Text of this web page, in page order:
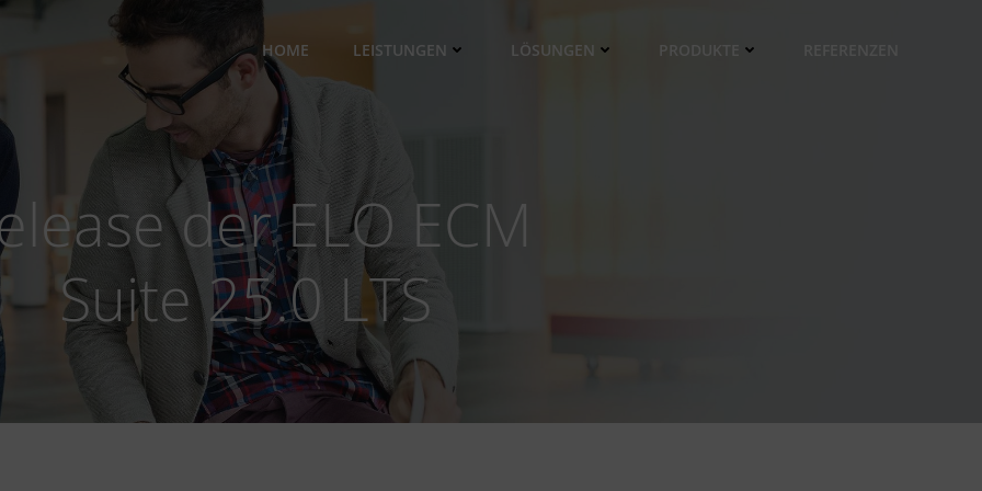
HOME LEISTUNGEN LÖSUNGEN PRODUKTE
der ELO ECM
Suite 25.0 LTS